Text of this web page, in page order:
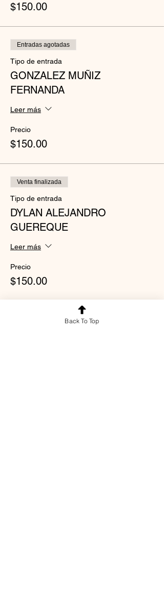
$150.00
Entradas agotadas
Tipo de entrada
GONZALEZ MUÑIZ
FERNANDA
Leer más
Precio
$150.00
Venta finalizada
Tipo de entrada
DYLAN ALEJANDRO
GUEREQUE
Leer más
Precio
$150.00
Back To Top